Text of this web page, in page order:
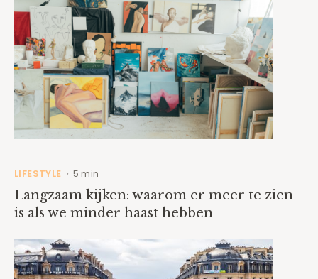
LIFESTYLE • 5 min
Langzaam kijken: waarom er meer te zien
is als we minder haast hebben